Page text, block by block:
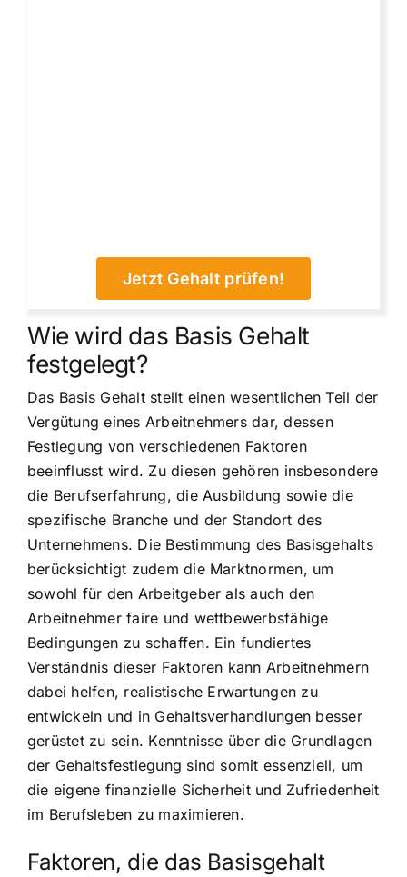
Jetzt Gehalt prüfen!
Wie wird das Basis Gehalt
festgelegt?
Das Basis Gehalt stellt einen wesentlichen Teil der
Vergütung eines Arbeitnehmers dar, dessen
Festlegung von verschiedenen Faktoren
beeinflusst wird. Zu diesen gehören insbesondere
die Berufserfahrung, die Ausbildung sowie die
spezifische Branche und der Standort des
Unternehmens. Die Bestimmung des Basisgehalts
berücksichtigt zudem die Marktnormen, um
sowohl für den Arbeitgeber als auch den
Arbeitnehmer faire und wettbewerbsfähige
Bedingungen zu schaffen. Ein fundiertes
Verständnis dieser Faktoren kann Arbeitnehmern
dabei helfen, realistische Erwartungen zu
entwickeln und in Gehaltsverhandlungen besser
gerüstet zu sein. Kenntnisse über die Grundlagen
der Gehaltsfestlegung sind somit essenziell, um
die eigene finanzielle Sicherheit und Zufriedenheit
im Berufsleben zu maximieren.
Faktoren, die das Basisgehalt